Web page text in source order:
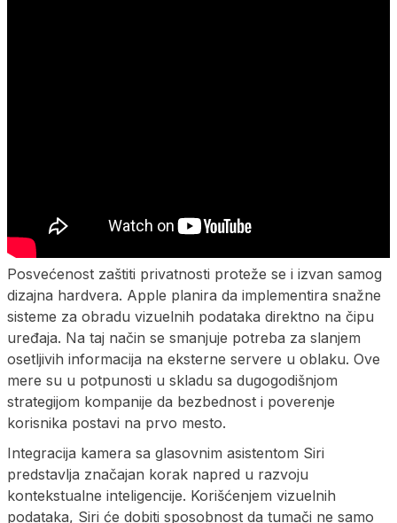
Posvećenost zaštiti privatnosti proteže se i izvan samog
dizajna hardvera. Apple planira da implementira snažne
sisteme za obradu vizuelnih podataka direktno na čipu
uređaja. Na taj način se smanjuje potreba za slanjem
osetljivih informacija na eksterne servere u oblaku. Ove
mere su u potpunosti u skladu sa dugogodišnjom
strategijom kompanije da bezbednost i poverenje
korisnika postavi na prvo mesto.
Integracija kamera sa glasovnim asistentom Siri
predstavlja značajan korak napred u razvoju
kontekstualne inteligencije. Korišćenjem vizuelnih
podataka, Siri će dobiti sposobnost da tumači ne samo